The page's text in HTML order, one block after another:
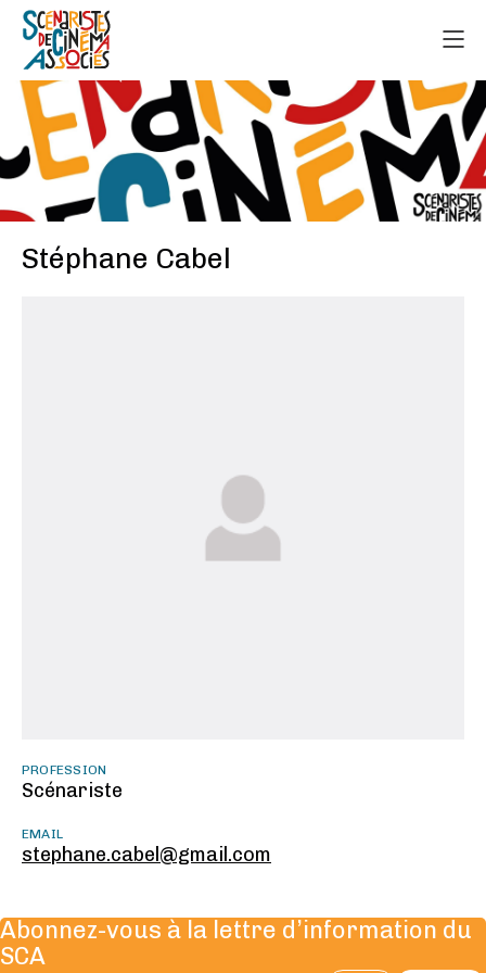
Stéphane Cabel
PROFESSION
Scénariste
EMAIL
stephane.cabel@gmail.com
Abonnez-vous à la lettre d’information du
SCA